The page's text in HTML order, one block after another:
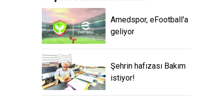
Amedspor, eFootball'a
geliyor
Şehrin hafızası Bakım
istiyor!